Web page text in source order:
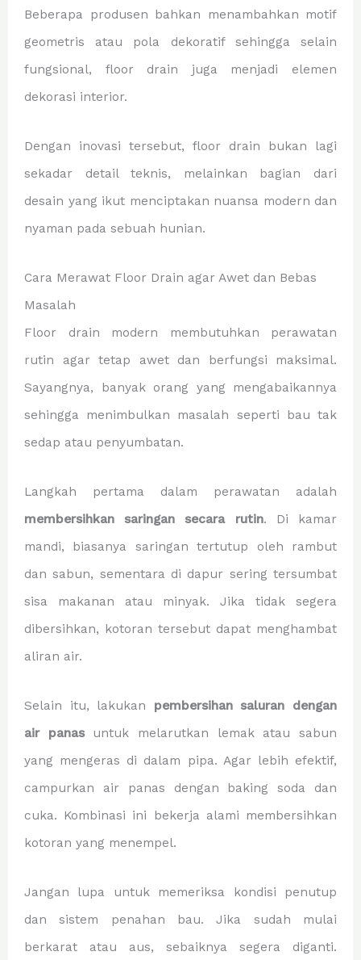
Beberapa produsen bahkan menambahkan motif
geometris atau pola dekoratif sehingga selain
fungsional, floor drain juga menjadi elemen
dekorasi interior.
Dengan inovasi tersebut, floor drain bukan lagi
sekadar detail teknis, melainkan bagian dari
desain yang ikut menciptakan nuansa modern dan
nyaman pada sebuah hunian.
Cara Merawat Floor Drain agar Awet dan Bebas
Masalah
Floor drain modern membutuhkan perawatan
rutin agar tetap awet dan berfungsi maksimal.
Sayangnya, banyak orang yang mengabaikannya
sehingga menimbulkan masalah seperti bau tak
sedap atau penyumbatan.
Langkah pertama dalam perawatan adalah
membersihkan saringan secara rutin. Di kamar
mandi, biasanya saringan tertutup oleh rambut
dan sabun, sementara di dapur sering tersumbat
sisa makanan atau minyak. Jika tidak segera
dibersihkan, kotoran tersebut dapat menghambat
aliran air.
Selain itu, lakukan pembersihan saluran dengan
air panasuntuk melarutkan lemak atau sabun
yang mengeras di dalam pipa. Agar lebih efektif,
campurkan air panas dengan baking soda dan
cuka. Kombinasi ini bekerja alami membersihkan
kotoran yang menempel.
Jangan lupa untuk memeriksa kondisi penutup
dan sistem penahan bau. Jika sudah mulai
berkarat atau aus, sebaiknya segera diganti.